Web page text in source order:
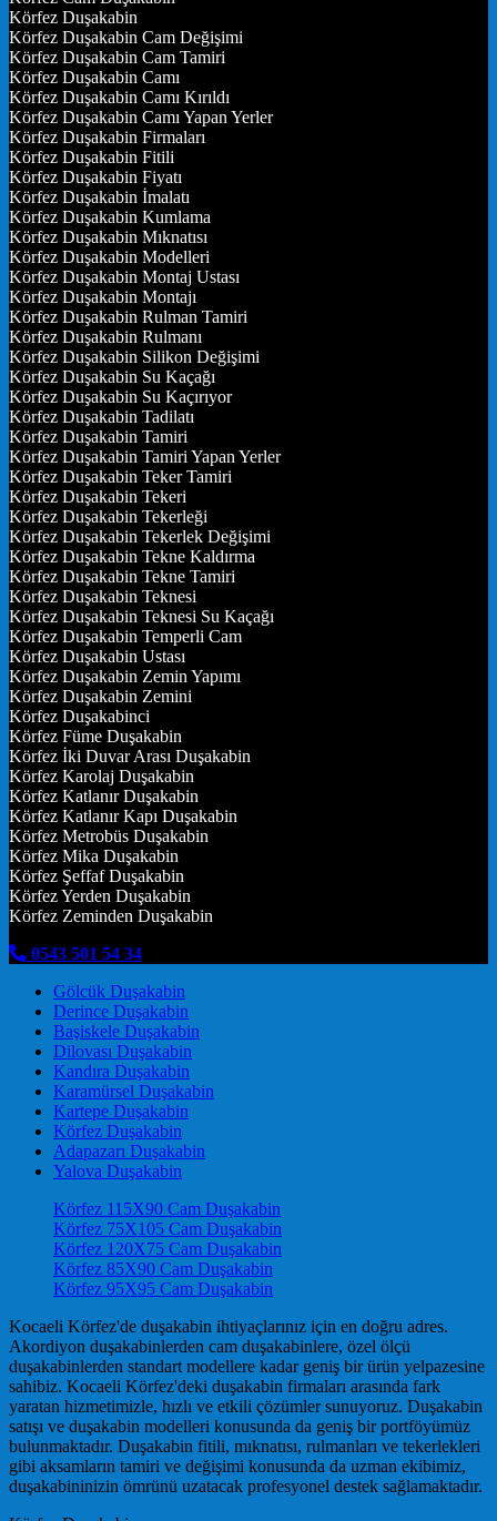
Körfez Duşakabin
Körfez Duşakabin Cam Değişimi
Körfez Duşakabin Cam Tamiri
Körfez Duşakabin Camı
Körfez Duşakabin Camı Kırıldı
Körfez Duşakabin Camı Yapan Yerler
Körfez Duşakabin Firmaları
Körfez Duşakabin Fitili
Körfez Duşakabin Fiyatı
Körfez Duşakabin İmalatı
Körfez Duşakabin Kumlama
Körfez Duşakabin Mıknatısı
Körfez Duşakabin Modelleri
Körfez Duşakabin Montaj Ustası
Körfez Duşakabin Montajı
Körfez Duşakabin Rulman Tamiri
Körfez Duşakabin Rulmanı
Körfez Duşakabin Silikon Değişimi
Körfez Duşakabin Su Kaçağı
Körfez Duşakabin Su Kaçırıyor
Körfez Duşakabin Tadilatı
Körfez Duşakabin Tamiri
Körfez Duşakabin Tamiri Yapan Yerler
Körfez Duşakabin Teker Tamiri
Körfez Duşakabin Tekeri
Körfez Duşakabin Tekerleği
Körfez Duşakabin Tekerlek Değişimi
Körfez Duşakabin Tekne Kaldırma
Körfez Duşakabin Tekne Tamiri
Körfez Duşakabin Teknesi
Körfez Duşakabin Teknesi Su Kaçağı
Körfez Duşakabin Temperli Cam
Körfez Duşakabin Ustası
Körfez Duşakabin Zemin Yapımı
Körfez Duşakabin Zemini
Körfez Duşakabinci
Körfez Füme Duşakabin
Körfez İki Duvar Arası Duşakabin
Körfez Karolaj Duşakabin
Körfez Katlanır Duşakabin
Körfez Katlanır Kapı Duşakabin
Körfez Metrobüs Duşakabin
Körfez Mika Duşakabin
Körfez Şeffaf Duşakabin
Körfez Yerden Duşakabin
Körfez Zeminden Duşakabin
0543 501 54 34
Gölcük Duşakabin
Derince Duşakabin
Başiskele Duşakabin
Dilovası Duşakabin
Kandıra Duşakabin
Karamürsel Duşakabin
Kartepe Duşakabin
Körfez Duşakabin
Adapazarı Duşakabin
Yalova Duşakabin
Körfez 115X90 Cam Duşakabin
Körfez 75X105 Cam Duşakabin
Körfez 120X75 Cam Duşakabin
Körfez 85X90 Cam Duşakabin
Körfez 95X95 Cam Duşakabin
Kocaeli Körfez'de duşakabin ihtiyaçlarınız için en doğru adres.
Akordiyon duşakabinlerden cam duşakabinlere, özel ölçü
duşakabinlerden standart modellere kadar geniş bir ürün yelpazesine
sahibiz. Kocaeli Körfez'deki duşakabin firmaları arasında fark
yaratan hizmetimizle, hızlı ve etkili çözümler sunuyoruz. Duşakabin
satışı ve duşakabin modelleri konusunda da geniş bir portföyümüz
bulunmaktadır. Duşakabin fitili, mıknatısı, rulmanları ve tekerlekleri
gibi aksamların tamiri ve değişimi konusunda da uzman ekibimiz,
duşakabininizin ömrünü uzatacak profesyonel destek sağlamaktadır.